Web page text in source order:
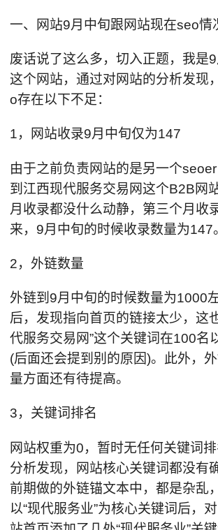
一、网站9月中旬跟网站现在seo情
废话说了这么多，切入正题，我是
这个网站，通过对网站的分析发现
o存在以下不足：
1，网站收录9月中旬仅为147
由于之前负责网站的是另一个
到江西现代服务交易网这个B2B网
月收录都没什么动静，第三个月收
来，9月中旬的时候收录数量为147。
2，外链数量
外链到9月中旬的时候数量为1000
后，发现指向首页的链接太少，这
代服务交易网”这个关键词在100名
(后面还会提到别的原因)。此外，
量方面还有待提高。
3，关键词排名
网站权重为0，暂时无任何关键词
分析发现，网站核心关键词都没有
前期做的外链锚文本中，都是杂乱
以“现代服务业”为核心关键词后，